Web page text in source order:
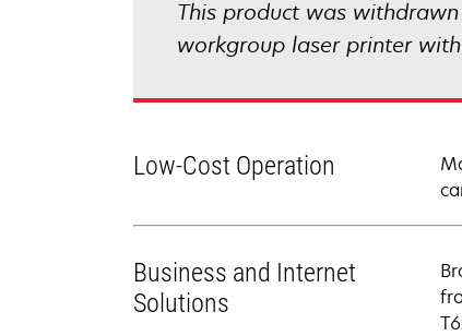
This product was
workgroup laser printer
Low-Cost Operation
Business and Internet
Solutions